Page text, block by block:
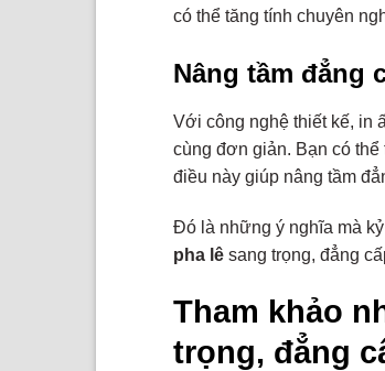
có thể tăng tính chuyên
Nâng tầm đẳng
Với công nghệ thiết kế, in
cùng đơn giản. Bạn có
điều này giúp nâng tầm
Đó là những ý nghĩa mà
pha lê sang trọng, đẳng
Tham khảo
trọng, đẳng